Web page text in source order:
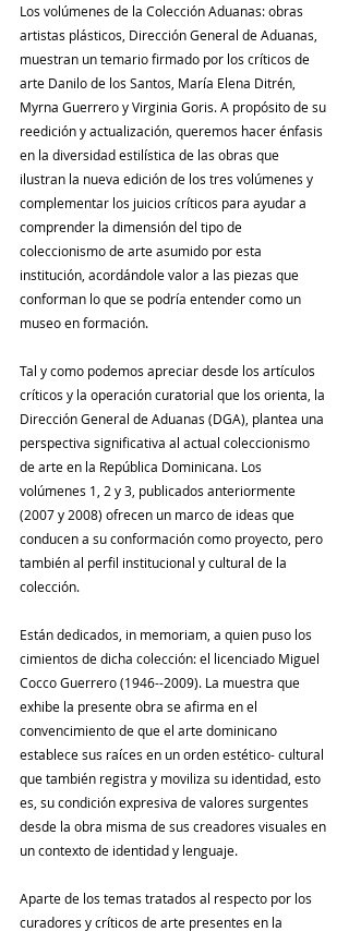
Los volúmenes de la Colección Aduanas: obras
artistas plásticos, Dirección General de Aduanas,
muestran un temario firmado por los críticos de
arte Danilo de los Santos, María Elena Ditrén,
Myrna Guerrero y Virginia Goris. A propósito de su
reedición y actualización, queremos hacer énfasis
en la diversidad estilística de las obras que
ilustran la nueva edición de los tres volúmenes y
complementar los juicios críticos para ayudar a
comprender la dimensión del tipo de
coleccionismo de arte asumido por esta
institución, acordándole valor a las piezas que
conforman lo que se podría entender como un
museo en formación.
Tal y como podemos apreciar desde los artículos
críticos y la operación curatorial que los orienta, la
Dirección General de Aduanas (DGA), plantea una
perspectiva significativa al actual coleccionismo
de arte en la República Dominicana. Los
volúmenes 1, 2 y 3, publicados anteriormente
(2007 y 2008) ofrecen un marco de ideas que
conducen a su conformación como proyecto, pero
también al perfil institucional y cultural de la
colección.
Están dedicados, in memoriam, a quien puso los
cimientos de dicha colección: el licenciado Miguel
Cocco Guerrero (1946--2009). La muestra que
exhibe la presente obra se afirma en el
convencimiento de que el arte dominicano
establece sus raíces en un orden estético- cultural
que también registra y moviliza su identidad, esto
es, su condición expresiva de valores surgentes
desde la obra misma de sus creadores visuales en
un contexto de identidad y lenguaje.
Aparte de los temas tratados al respecto por los
curadores y críticos de arte presentes en la